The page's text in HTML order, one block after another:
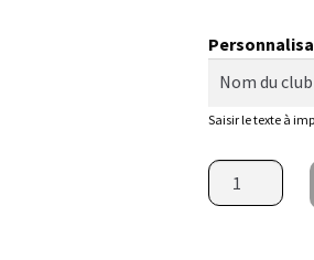
Saisir le texte à